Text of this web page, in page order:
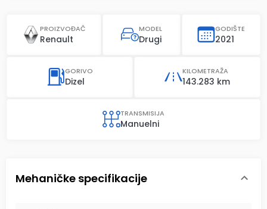
PROIZVOĐAČ
Renault
MODEL
Drugi
GODIŠTE
2021
GORIVO
Dizel
KILOMETRAŽA
143.283 km
TRANSMISIJA
Manuelni
Mehaničke specifikacije